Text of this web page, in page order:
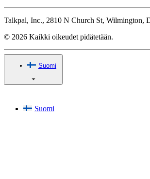
Talkpal, Inc., 2810 N Church St, Wilmington,
© 2026 Kaikki oikeudet pidätetään.
Suomi
Suomi